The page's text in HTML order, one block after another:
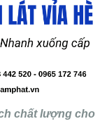
chất lượng cho